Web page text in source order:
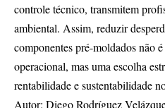
controle técnico, transmitem
ambiental. Assim, reduzir
componentes pré-moldados não
operacional, mas uma escolha
rentabilidade e sustentabilidade
Autor: Diego Rodríguez